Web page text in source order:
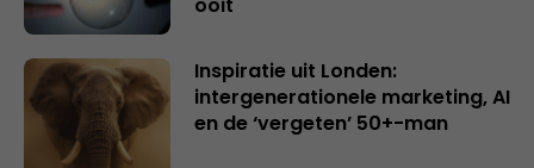
ooit
Inspiratie uit Londen:
intergenerationele marketing, AI
en de ‘vergeten’ 50+-man